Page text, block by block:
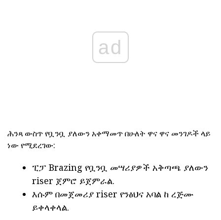
ad
ሕንጻ ውስጥ የቧንቧ ያለውን አቀማመጥ በሁለት ዋና ዋና መንገዶች ላይ
ነው የሚደረገው:
ፒፓ Brazing የቧንቧ መሣሪያዎች አቅጣጫ ያለውን
riser ጀምሮ ይጀምራል.
እሱም በመጀመሪያ riser የንፅህና አባል ከ ረጅሙ
ይቀላቀላል.